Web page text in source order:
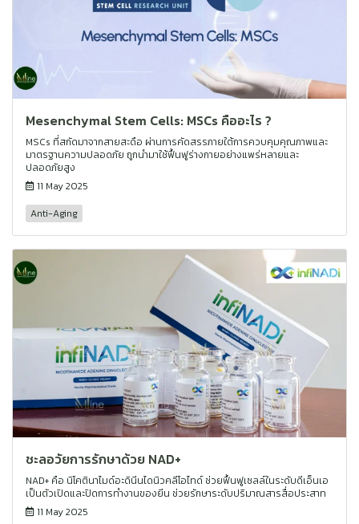
Mesenchymal Stem Cells: MSCs คืออะไร ?
MSCs ที่สกัดมาจากสายสะดือ ผ่านการคัดสรรภายใต้การควบคุมคุณภาพและ
มาตรฐานความปลอดภัย ถูกนำมาใช้ฟื้นฟูร่างกายอย่างแพร่หลายและ
ปลอดภัยสูง
11 May 2025
Anti-Aging
ชะลอวัยการรักษาด้วย NAD+
NAD+ คือ นิโคตินาไมด์อะดินีนไดนิวคลีโอไทด์ ช่วยฟื้นฟูเซลล์ในระดับดีเอ็นเอ
เป็นตัวเปิดและปิดการทำงานของยีน ช่วยรักษาระดับปริมาณสารสื่อประสาท
11 May 2025